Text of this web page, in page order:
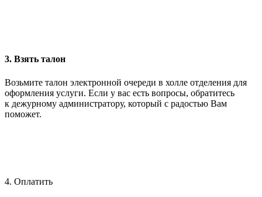
3. Взять талон
Возьмите талон электронной очереди в холле отделения для
оформления услуги. Если у вас есть вопросы, обратитесь
к дежурному администратору, который с радостью Вам
поможет.
4. Оплатить